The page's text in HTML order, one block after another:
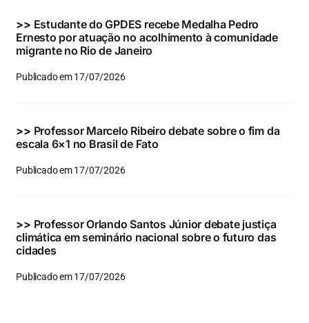
>> Estudante do GPDES recebe Medalha Pedro
Ernesto por atuação no acolhimento à comunidade
migrante no Rio de Janeiro
Publicado em 17/07/2026
>> Professor Marcelo Ribeiro debate sobre o fim da
escala 6×1 no Brasil de Fato
Publicado em 17/07/2026
>> Professor Orlando Santos Júnior debate justiça
climática em seminário nacional sobre o futuro das
cidades
Publicado em 17/07/2026